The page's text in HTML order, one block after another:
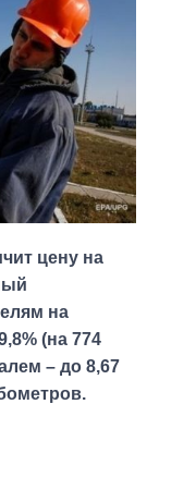
цену на
на
(на 774
– до 8,67